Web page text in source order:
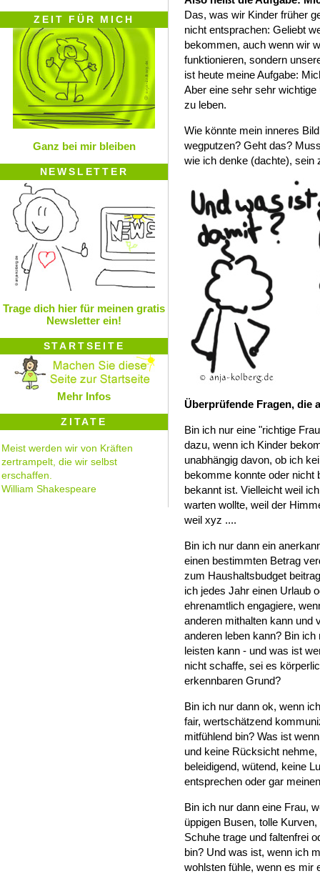
Das, was wir Kinder früher
nicht entsprachen: Geliebt
bekommen, auch wenn wir
funktionieren, sondern
ist heute meine Aufgabe:
Aber eine sehr sehr
zu leben.
Wie könnte mein inneres
wegputzen? Geht das?
wie ich denke (dachte), sein
Überprüfende Fragen, die
Bin ich nur eine "richtige
dazu, wenn ich Kinder
unabhängig davon, ob ich
bekomme konnte oder nicht
bekannt ist. Vielleicht weil
warten wollte, weil der
weil xyz ....
Bin ich nur dann ein
einen bestimmten Betrag
zum Haushaltsbudget
ich jedes Jahr einen Urlaub
ehrenamtlich engagiere,
anderen mithalten kann und
anderen leben kann? Bin
leisten kann - und was ist
nicht schaffe, sei es
erkennbaren Grund?
Bin ich nur dann ok, wenn
fair, wertschätzend
mitfühlend bin? Was ist
und keine Rücksicht
beleidigend, wütend, keine
entsprechen oder gar
Bin ich nur dann eine Frau,
üppigen Busen, tolle
Schuhe trage und faltenfrei
bin? Und was ist, wenn ich
wohlsten fühle, wenn es mir
ZEIT FÜR MICH
Ganz bei mir bleiben
NEWSLETTER
Trage dich hier für meinen gratis
Newsletter ein!
STARTSEITE
Mehr Infos
ZITATE
Meist werden wir von Kräften
zertrampelt, die wir selbst
erschaffen.
William Shakespeare